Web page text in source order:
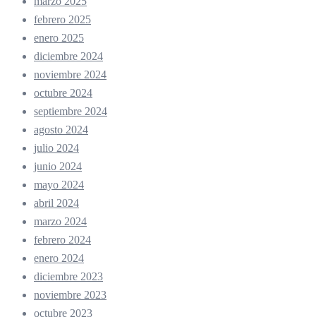
febrero 2025
enero 2025
diciembre 2024
noviembre 2024
octubre 2024
septiembre 2024
agosto 2024
julio 2024
junio 2024
mayo 2024
abril 2024
marzo 2024
febrero 2024
enero 2024
diciembre 2023
noviembre 2023
octubre 2023